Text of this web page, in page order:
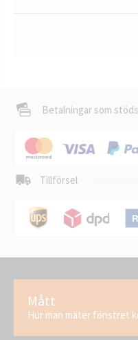
Betalningar som stöds
Tillförsel
Mått
Hur man mäter fönstret